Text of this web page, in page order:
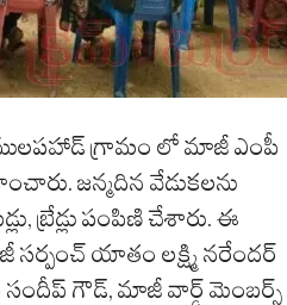
గ్రామం లో మాజీ ఎంపీ
జన్మదిన వేడుకలను
బ్రేడ్లు పంపిణి చేశారు. ఈ
సర్పంచ్ యాతం లక్ష్మి నరేందర్
సందీప్ గౌడ్, మాజీ వార్డ్ మెంబర్స్